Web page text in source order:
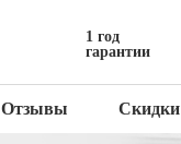
1 год
гарантии
Отзывы Скидки